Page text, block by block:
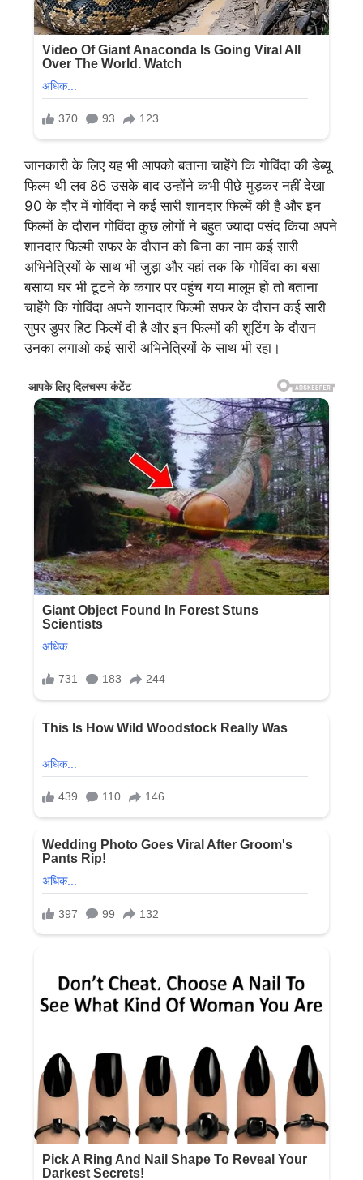
जानकारी के लिए यह भी आपको बताना चाहेंगे कि गोविंदा की डेब्यू
फिल्म थी लव 86 उसके बाद उन्होंने कभी पीछे मुड़कर नहीं देखा
90 के दौर में गोविंदा ने कई सारी शानदार फिल्में की है और इन
फिल्मों के दौरान गोविंदा कुछ लोगों ने बहुत ज्यादा पसंद किया अपने
शानदार फिल्मी सफर के दौरान को बिना का नाम कई सारी
अभिनेत्रियों के साथ भी जुड़ा और यहां तक कि गोविंदा का बसा
बसाया घर भी टूटने के कगार पर पहुंच गया मालूम हो तो बताना
चाहेंगे कि गोविंदा अपने शानदार फिल्मी सफर के दौरान कई सारी
सुपर डुपर हिट फिल्में दी है और इन फिल्मों की शूटिंग के दौरान
उनका लगाओ कई सारी अभिनेत्रियों के साथ भी रहा।